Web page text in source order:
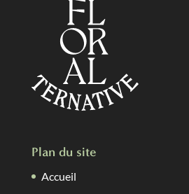
Plan du site
Accueil